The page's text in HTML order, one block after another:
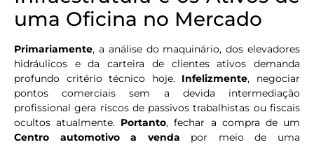
uma Oficina no Mercado
Primariamente, a análise do maquinário, dos elevadores
hidráulicos e da carteira de clientes ativos demanda
profundo critério técnico hoje. Infelizmente, negociar
pontos comerciais sem a devida intermediação
profissional gera riscos de passivos trabalhistas ou fiscais
ocultos atualmente. Portanto, fechar a compra de um
Centro automotivo a venda por meio de uma